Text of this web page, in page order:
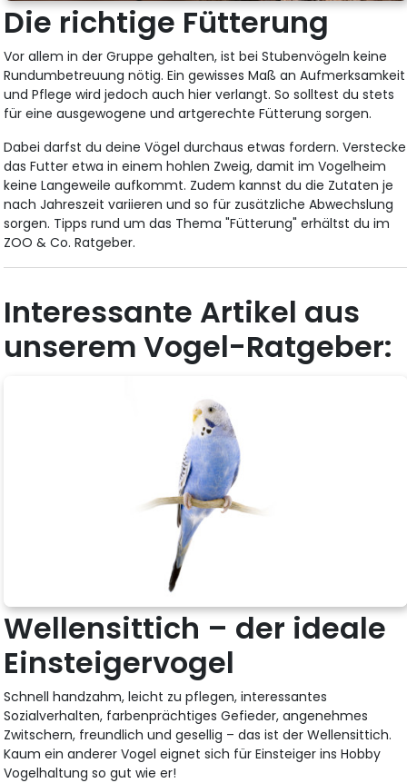
Die richtige Fütterung
Vor allem in der Gruppe gehalten, ist bei Stubenvögeln keine
Rundumbetreuung nötig. Ein gewisses Maß an Aufmerksamkeit
und Pflege wird jedoch auch hier verlangt. So solltest du stets
für eine ausgewogene und artgerechte Fütterung sorgen.
Dabei darfst du deine Vögel durchaus etwas fordern. Verstecke
das Futter etwa in einem hohlen Zweig, damit im Vogelheim
keine Langeweile aufkommt. Zudem kannst du die Zutaten je
nach Jahreszeit variieren und so für zusätzliche Abwechslung
sorgen. Tipps rund um das Thema "Fütterung" erhältst du im
ZOO & Co. Ratgeber.
Interessante Artikel aus
unserem Vogel-Ratgeber:
Wellensittich – der ideale
Einsteigervogel
Schnell handzahm, leicht zu pflegen, interessantes
Sozialverhalten, farbenprächtiges Gefieder, angenehmes
Zwitschern, freundlich und gesellig – das ist der Wellensittich.
Kaum ein anderer Vogel eignet sich für Einsteiger ins Hobby
Vogelhaltung so gut wie er!